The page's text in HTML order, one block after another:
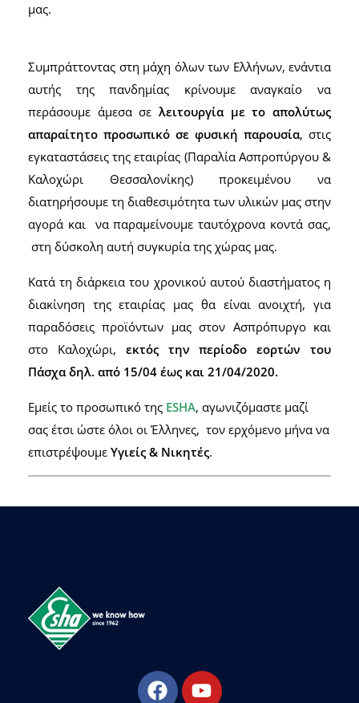
μας.
Συμπράττοντας στη μάχη όλων των Ελλήνων, ενάντια
αυτής της πανδημίας κρίνουμε αναγκαίο να
περάσουμε άμεσα σε λειτουργία με το απολύτως
απαραίτητο προσωπικό σε φυσική παρουσία, στις
εγκαταστάσεις της εταιρίας (Παραλία Ασπροπύργου &
Καλοχώρι Θεσσαλονίκης) προκειμένου να
διατηρήσουμε τη διαθεσιμότητα των υλικών μας στην
αγορά και να παραμείνουμε ταυτόχρονα κοντά σας,
στη δύσκολη αυτή συγκυρία της χώρας μας.
Κατά τη διάρκεια του χρονικού αυτού διαστήματος η
διακίνηση της εταιρίας μας θα είναι ανοιχτή, για
παραδόσεις προϊόντων μας στον Ασπρόπυργο και
στο Καλοχώρι, εκτός την περίοδο εορτών του
Πάσχα δηλ. από 15/04 έως και 21/04/2020.
Εμείς το προσωπικό της ESHA, αγωνιζόμαστε μαζί
σας έτσι ώστε όλοι οι Έλληνες, τον ερχόμενο μήνα να
επιστρέψουμε Υγιείς & Νικητές.
Σχετικά Προϊόντα